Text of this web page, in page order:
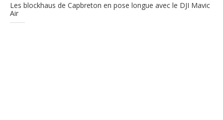
Les blockhaus de Capbreton en pose longue avec le DJI Mavic
Air